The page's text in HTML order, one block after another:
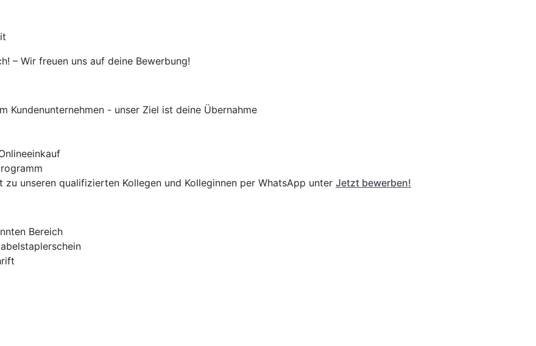
– Wir freuen uns auf deine Bewerbung!
Kundenunternehmen - unser Ziel ist deine Übernahme
zu unseren qualifizierten Kollegen und Kolleginnen per WhatsApp unter Jetzt bewerben!
Bereich